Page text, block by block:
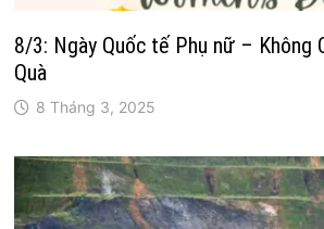
8/3: Ngày Quốc tế Phụ nữ – Không
Quà
8 Tháng 3, 2025